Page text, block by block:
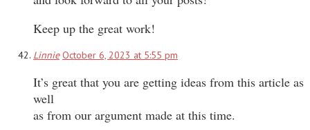
Keep up the great work!
Linnie October 6, 2023 at 5:55 pm
It’s great that you are getting ideas from this article as
well
as from our argument made at this time.